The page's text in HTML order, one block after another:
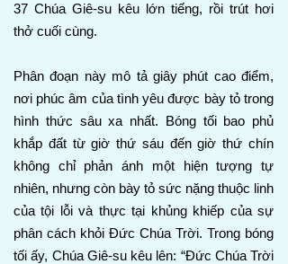
37 Chúa Giê-su kêu lớn tiếng, rồi trút hơi
thở cuối cùng.
Phân đoạn này mô tả giây phút cao điểm,
nơi phúc âm của tình yêu được bày tỏ trong
hình thức sâu xa nhất. Bóng tối bao phủ
khắp đất từ giờ thứ sáu đến giờ thứ chín
không chỉ phản ánh một hiện tượng tự
nhiên, nhưng còn bày tỏ sức nặng thuộc linh
của tội lỗi và thực tại khủng khiếp của sự
phân cách khỏi Đức Chúa Trời. Trong bóng
tối ấy, Chúa Giê-su kêu lên: “Đức Chúa Trời